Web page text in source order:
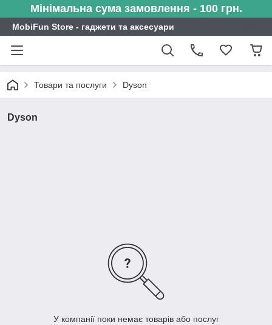
Мінімальна сума замовлення - 100 грн.
MobiFun Store - гаджети та аксесуари
Товари та послуги Dyson
Dyson
У компанії поки немає товарів або послуг